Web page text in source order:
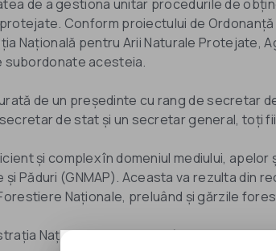
de a gestiona unitar procedurile de
Conform proiectului de
Națională pentru Arii Naturale Protejate,
subordonate acesteia.
de un președinte cu rang de secretar
de stat și un secretar general, toți
și complex în domeniul mediului, apelor
și Păduri (GNMAP). Aceasta va rezulta din
Naționale, preluând și gărzile
Națională "Apele Române"